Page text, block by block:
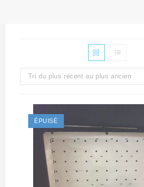
Tri du plus récent au plus ancien
ÉPUISÉ